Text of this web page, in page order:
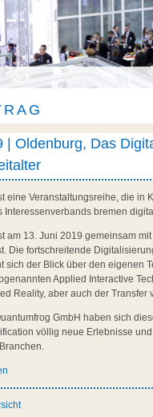
| Oldenburg, Das
eine Veranstaltungsreihe, die
Interessenverbands bremen
am 13. Juni 2019 gemeinsam
Die fortschreitende
sich der Blick über den eigenen
Applied Interactive
Reality, aber auch der
GmbH haben sich
völlig neue Erlebnisse